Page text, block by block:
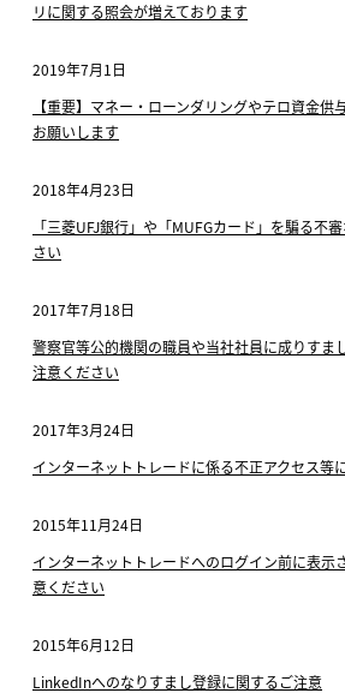
リに関する照会が増えております
2019年7月1日
【重要】マネー・ローンダリングやテロ資金供
お願いします
2018年4月23日
「三菱UFJ銀行」や「MUFGカード」を騙る不
さい
2017年7月18日
警察官等公的機関の職員や当社社員に成りすま
注意ください
2017年3月24日
インターネットトレードに係る不正アクセス等
2015年11月24日
インターネットトレードへのログイン前に表示
意ください
2015年6月12日
LinkedInへのなりすまし登録に関するご注意